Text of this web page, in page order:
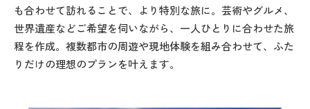
も合わせて訪れることで、より特別な旅に。芸術やグルメ、
世界遺産などご希望を伺いながら、一人ひとりに合わせた旅
程を作成。複数都市の周遊や現地体験を組み合わせて、ふた
りだけの理想のプランを叶えます。